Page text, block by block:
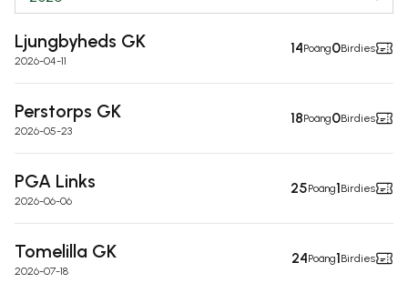
Ljungbyheds GK
2026-04-11
14Poäng0Birdies
Perstorps GK
2026-05-23
18Poäng0Birdies
PGA Links
2026-06-06
25Poäng1Birdies
Tomelilla GK
2026-07-18
24Poäng1Birdies